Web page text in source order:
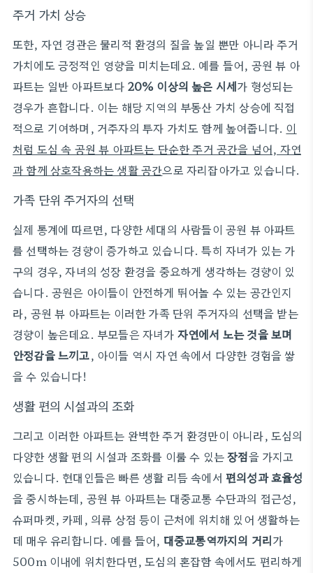
주거 가치 상승
또한, 자연 경관은 물리적 환경의 질을 높일 뿐만 아니라 주거
가치에도 긍정적인 영향을 미치는데요. 예를 들어, 공원 뷰 아
파트는 일반 아파트보다 20% 이상의 높은 시세가 형성되는
경우가 흔합니다. 이는 해당 지역의 부동산 가치 상승에 직접
적으로 기여하며, 거주자의 투자 가치도 함께 높여줍니다. 이
처럼 도심 속 공원 뷰 아파트는 단순한 주거 공간을 넘어, 자연
과 함께 상호작용하는 생활 공간으로 자리잡아가고 있습니다.
가족 단위 주거자의 선택
실제 통계에 따르면, 다양한 세대의 사람들이 공원 뷰 아파트
를 선택하는 경향이 증가하고 있습니다. 특히 자녀가 있는 가
구의 경우, 자녀의 성장 환경을 중요하게 생각하는 경향이 있
습니다. 공원은 아이들이 안전하게 뛰어놀 수 있는 공간인지
라, 공원 뷰 아파트는 이러한 가족 단위 주거자의 선택을 받는
경향이 높은데요. 부모들은 자녀가 자연에서 노는 것을 보며
안정감을 느끼고, 아이들 역시 자연 속에서 다양한 경험을 쌓
을 수 있습니다!
생활 편의 시설과의 조화
그리고 이러한 아파트는 완벽한 주거 환경만이 아니라, 도심의
다양한 생활 편의 시설과 조화를 이룰 수 있는장점을 가지고
있습니다. 현대인들은 빠른 생활 리듬 속에서 편의성과 효율성
을 중시하는데, 공원 뷰 아파트는 대중교통 수단과의 접근성,
슈퍼마켓, 카페, 의류 상점 등이 근처에 위치해 있어 생활하는
데 매우 유리합니다. 예를 들어, 대중교통역까지의 거리가
500m 이내에 위치한다면, 도심의 혼잡함 속에서도 편리하게